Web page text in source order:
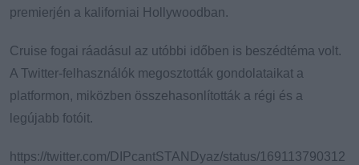
premierjén a kaliforniai Hollywoodban.
Cruise fogai ráadásul az utóbbi időben is beszédtéma volt.
A Twitter-felhasználók megosztották gondolataikat a
platformon, miközben összehasonlították a régi és a
legújabb fotóit.
https://twitter.com/DIPcantSTANDyaz/status/169113790312